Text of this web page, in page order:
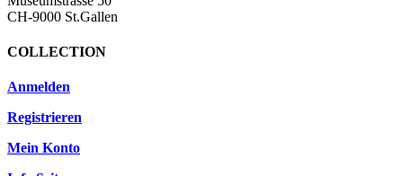
CH-9000 St.Gallen
COLLECTION
Anmelden
Registrieren
Mein Konto